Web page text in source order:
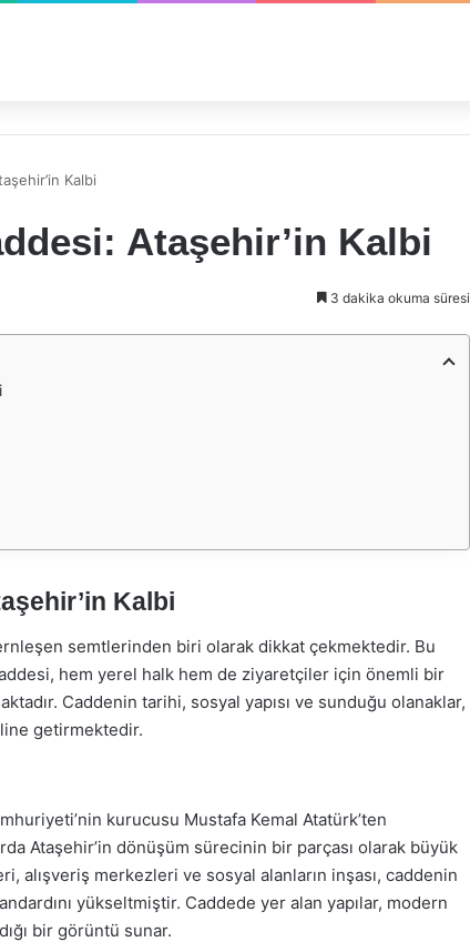
Kalbi
Ataşehir’in Kalbi
3 dakika okuma süresi
Kalbi
semtlerinden biri olarak dikkat çekmektedir. Bu
hem yerel halk hem de ziyaretçiler için önemli bir
Caddenin tarihi, sosyal yapısı ve sunduğu olanaklar,
getirmektedir.
kurucusu Mustafa Kemal Atatürk’ten
Ataşehir’in dönüşüm sürecinin bir parçası olarak büyük
alışveriş merkezleri ve sosyal alanların inşası, caddenin
yükseltmiştir. Caddede yer alan yapılar, modern
bir görüntü sunar.